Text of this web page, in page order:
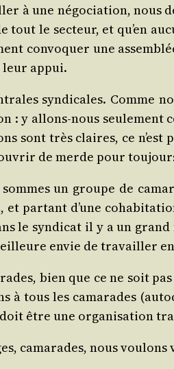
à une négo­cia­tion, nous
tout le sec­teur, et qu’en
convo­quer une
leur appui.
syn­di­cales. Comme
: y allons-nous seule­ment
sont très claires, ce n’est
de merde pour
un groupe de
et par­tant d’une
le syn­di­cat il y a un
envie de tra­vailler
bien que ce ne soit
à tous les cama­rades
être une orga­ni­sa­tion
cama­rades, nous